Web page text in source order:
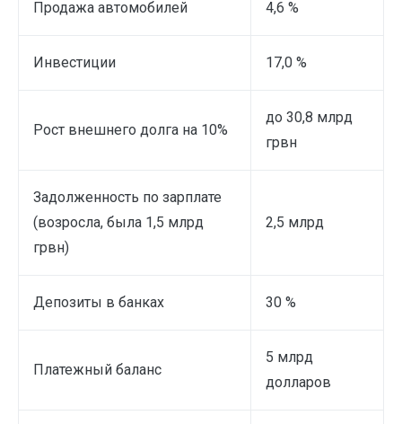
Продажа автомобилей 4,6 %
Инвестиции 17,0 %
Рост внешнего долга на 10%
до 30,8 млрд
грвн
Задолженность по зарплате
(возросла, была 1,5 млрд
грвн)
2,5 млрд
Депозиты в банках 30 %
Платежный баланс
5 млрд
долларов